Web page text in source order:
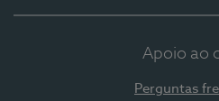
Apoio ao
Perguntas